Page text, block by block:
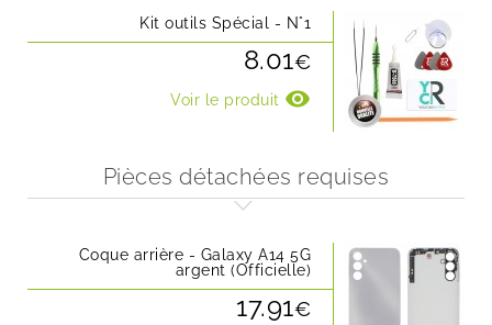
Kit outils Spécial - N°1
8.01€
Voir le produit visibility
Pièces détachées requises
Coque arrière - Galaxy A14 5G
argent (Officielle)
17.91€